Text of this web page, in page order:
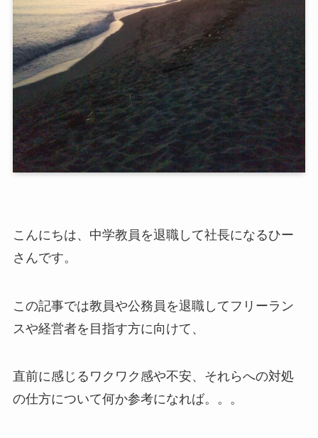
こんにちは、中学教員を退職して社長になるひー
さんです。
この記事では教員や公務員を退職してフリーラン
スや経営者を目指す方に向けて、
直前に感じるワクワク感や不安、それらへの対処
の仕方について何か参考になれば。。。